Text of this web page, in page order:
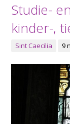
Studie-
kinder-,
Sint Caecilia 9